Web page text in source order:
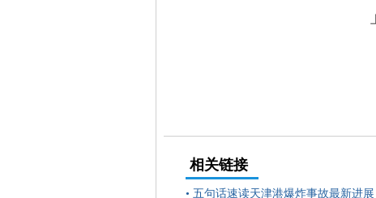
相关链接
• 五句话速读天津港爆炸事故最新进展